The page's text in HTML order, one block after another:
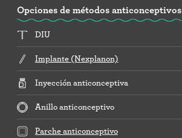
Opciones de métodos anticonceptivos
DIU
Implante (Nexplanon)
Inyección anticonceptiva
Anillo anticonceptivo
Parche anticonceptivo